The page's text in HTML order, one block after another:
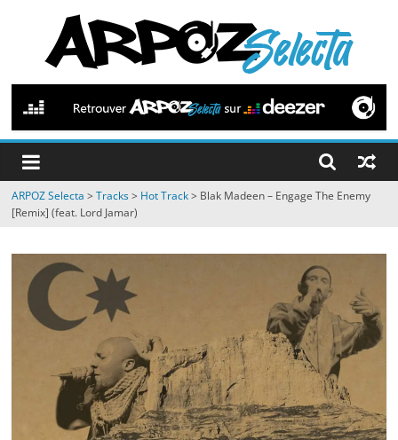
contenu
ARPOZ
Selecta
by
ARPOZ
ARPOZ Selecta >Tracks> Hot Track> Blak Madeen – Engage The Enemy
[Remix] (feat. Lord Jamar)